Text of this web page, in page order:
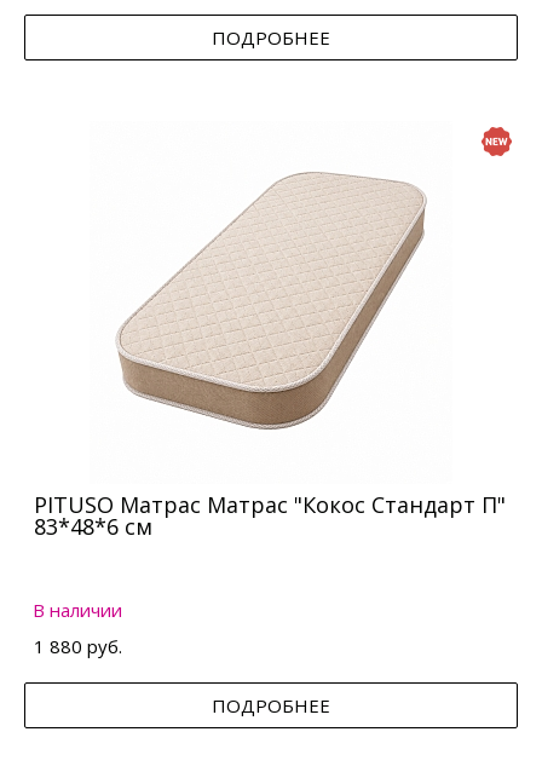
ПОДРОБНЕЕ
PITUSO Матрас Матрас "Кокос Стандарт П"
83*48*6 см
В наличии
1 880 руб.
ПОДРОБНЕЕ